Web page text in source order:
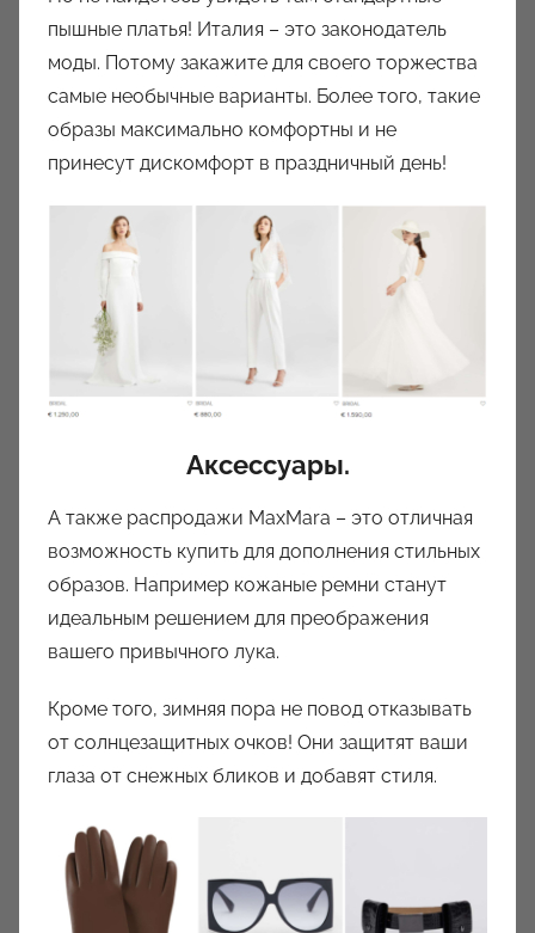
пышные платья! Италия – это законодатель
моды. Потому закажите для своего торжества
самые необычные варианты. Более того, такие
образы максимально комфортны и не
принесут дискомфорт в праздничный день!
Аксессуары.
А также распродажи MaxMara – это отличная
возможность купить для дополнения стильных
образов. Например кожаные ремни станут
идеальным решением для преображения
вашего привычного лука.
Кроме того, зимняя пора не повод отказывать
от солнцезащитных очков! Они защитят ваши
глаза от снежных бликов и добавят стиля.